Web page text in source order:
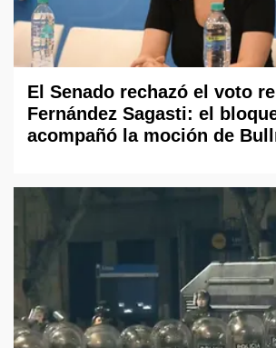
El Senado rechazó el voto
Fernández Sagasti: el
acompañó la moción de